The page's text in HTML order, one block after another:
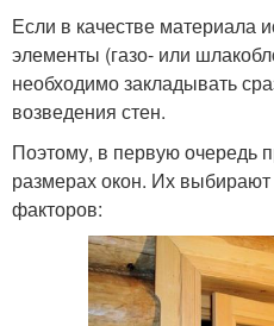
Если в качестве материала
элементы (газо- или
необходимо закладывать
возведения стен.
Поэтому, в первую очередь
размерах окон. Их выбирают
факторов: